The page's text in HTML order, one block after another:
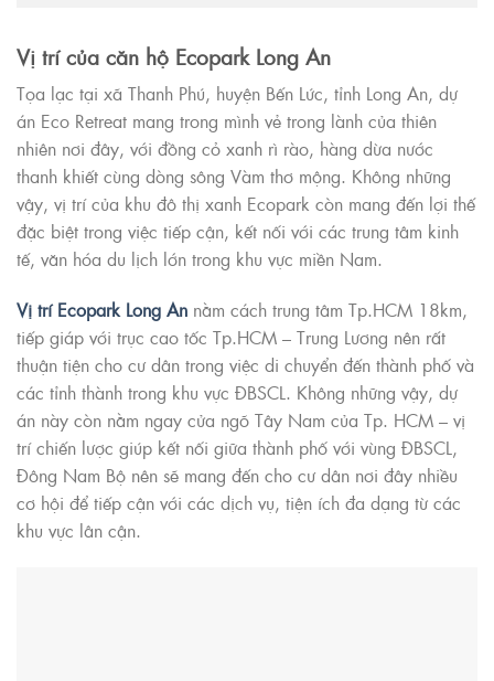
Vị trí của căn hộ Ecopark Long An
Tọa lạc tại xã Thanh Phú, huyện Bến Lức, tỉnh Long An, dự
án Eco Retreat mang trong mình vẻ trong lành của thiên
nhiên nơi đây, với đồng cỏ xanh rì rào, hàng dừa nước
thanh khiết cùng dòng sông Vàm thơ mộng. Không những
vậy, vị trí của khu đô thị xanh Ecopark còn mang đến lợi thế
đặc biệt trong việc tiếp cận, kết nối với các trung tâm kinh
tế, văn hóa du lịch lớn trong khu vực miền Nam.
Vị trí Ecopark Long An nằm cách trung tâm Tp.HCM 18km,
tiếp giáp với trục cao tốc Tp.HCM – Trung Lương nên rất
thuận tiện cho cư dân trong việc di chuyển đến thành phố và
các tỉnh thành trong khu vực ĐBSCL. Không những vậy, dự
án này còn nằm ngay cửa ngõ Tây Nam của Tp. HCM – vị
trí chiến lược giúp kết nối giữa thành phố với vùng ĐBSCL,
Đông Nam Bộ nên sẽ mang đến cho cư dân nơi đây nhiều
cơ hội để tiếp cận với các dịch vụ, tiện ích đa dạng từ các
khu vực lân cận.